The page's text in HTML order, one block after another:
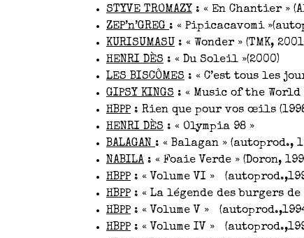
STYVE TROMAZY : « En Chantier »
ZEP’n’GREG : « Pipicacavomi
KURISUMASU : « Wonder » (TMK,
HENRI DÈS : « Du Soleil »(2000)
LES BISCÔMES : « C’est tous les
GIPSY KINGS : « Music of the World
HBPP : Rien que pour vos œils
HENRI DÈS : « Olympia 98 »
BALAGAN : « Balagan » (autoprod.,
NABILA : « Foaie Verde » (Doron,
HBPP : « Volume VI »
HBPP : « La légende des burgers
HBPP : « Volume V »
HBPP : « Volume IV »